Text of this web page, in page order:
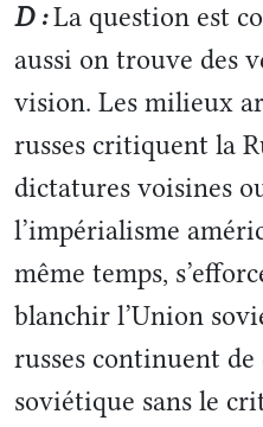
D :La question est
aussi on trouve des
vision. Les milieux
russes critiquent la
dictatures voisines
l’impérialisme
même temps,
blanchir l’Union
russes continuent
soviétique sans le